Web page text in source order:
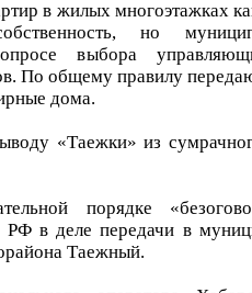
в жилых многоэтажках
но
выбора
По общему правилу
дома.
«Таежки» из
порядке
в деле передачи в
Таежный.